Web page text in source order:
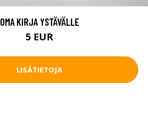
OMA KIRJA YSTÄVÄLLE
5 EUR
LISÄTIETOJA